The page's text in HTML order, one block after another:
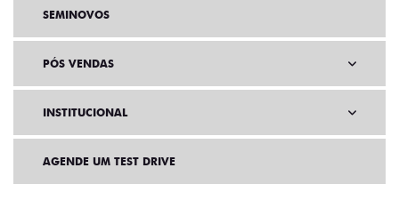
SEMINOVOS
PÓS VENDAS
INSTITUCIONAL
AGENDE UM TEST DRIVE